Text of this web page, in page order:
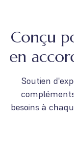
Conçu
en
Soutien
besoins à